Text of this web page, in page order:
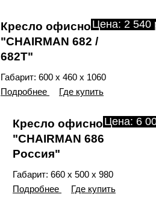
Цена: 2 540
Кресло офисное
"CHAIRMAN 682 /
682Т"
Габарит: 600 х 460 х 1060
Подробнее
Где купить
Цена: 6
Кресло офисное
"CHAIRMAN 686
Россия"
Габарит: 660 х 500 х 980
Подробнее
Где купить